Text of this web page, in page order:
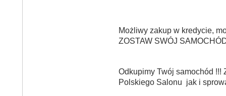
Możliwy zakup w kredycie,
ZOSTAW SWÓJ
Odkupimy Twój samochód !!!
Polskiego Salonu jak i